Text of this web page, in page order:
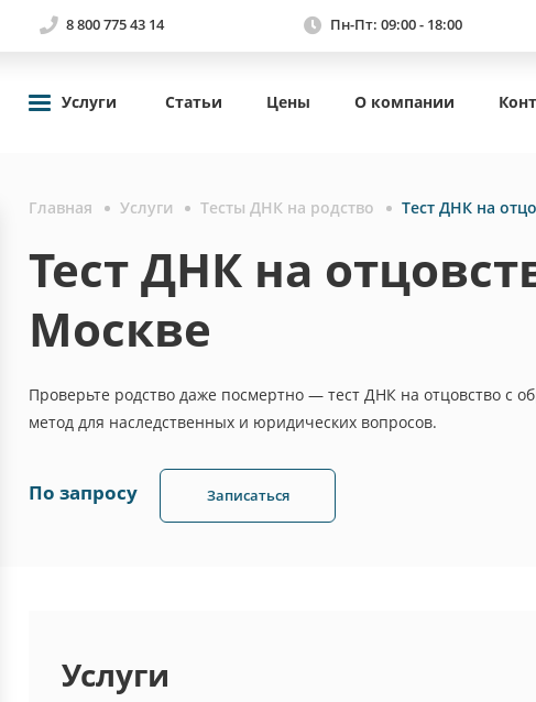
8 800 775 43 14 Пн-Пт: 09:00 - 18:00
Услуги Статьи Цены О компании
Главная Услуги Тесты ДНК на родство Тест ДНК на
Тест ДНК на
Москве
Проверьте родство даже посмертно — тест ДНК на отцовство с
метод для наследственных и юридических вопросов.
По запросу Записаться
Услуги